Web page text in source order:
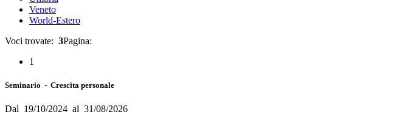
Veneto
World-Estero
Voci trovate: 3Pagina:
1
Seminario - Crescita personale
Dal 19/10/2024 al 31/08/2026